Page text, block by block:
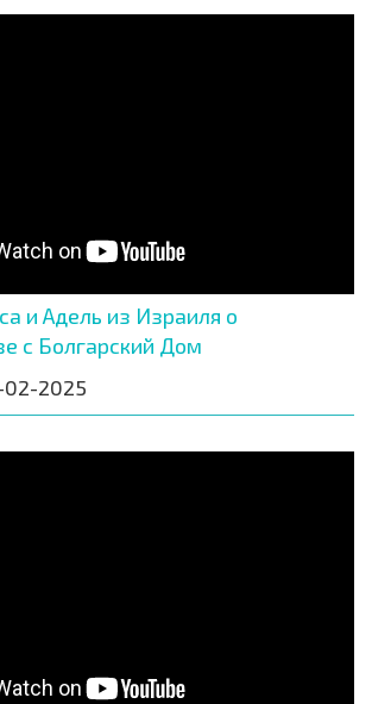
и Адель из Израиля о
с Болгарский Дом
02-2025